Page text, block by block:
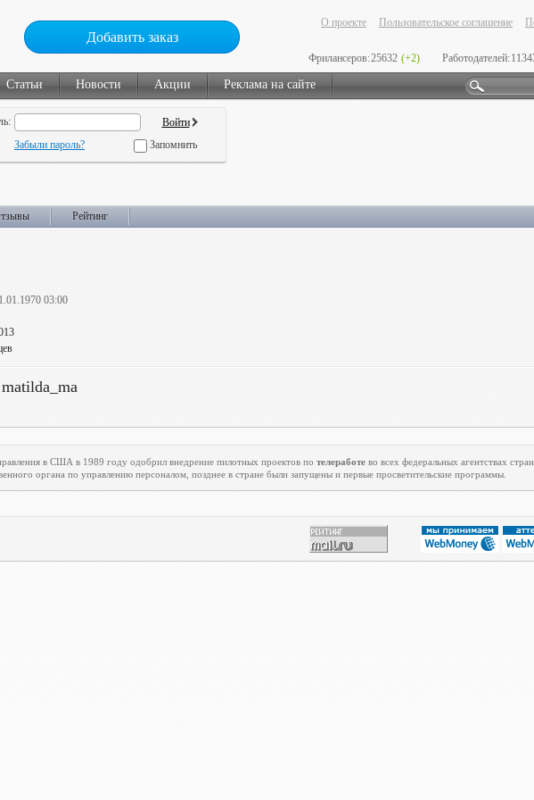
Добавить заказ
О проекте Пользовательское соглашение
Фрилансеров:25632 (+2) Работодателей:
Статьи Новости Акции Реклама на сайте
Забыли пароль? Запомнить
Рейтинг
03:00
в США в 1989 году одобрил внедрение пилотных проектов по телеработе во всех федеральных агентствах
органа по управлению персоналом, позднее в стране были запущены и первые просветительские программы.